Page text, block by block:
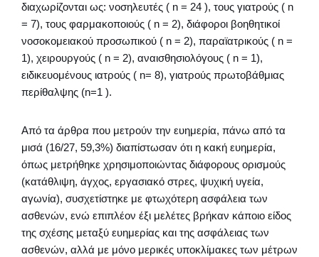
διαχωρίζονται ως: νοσηλευτές ( n = 24 ), τους γιατρούς ( n
= 7), τους φαρμακοποιούς ( n = 2), διάφοροι βοηθητικοί
νοσοκομειακού προσωπικού ( n = 2), παραϊατρικούς ( n =
1), χειρουργούς ( n = 2), αναισθησιολόγους ( n = 1),
ειδικευομένους ιατρούς ( n= 8), γιατρούς πρωτοβάθμιας
περίθαλψης (n=1 ).
Από τα άρθρα που μετρούν την ευημερία, πάνω από τα
μισά (16/27, 59,3%) διαπίστωσαν ότι η κακή ευημερία,
όπως μετρήθηκε χρησιμοποιώντας διάφορους ορισμούς
(κατάθλιψη, άγχος, εργασιακό στρες, ψυχική υγεία,
αγωνία), συσχετίστηκε με φτωχότερη ασφάλεια των
ασθενών, ενώ επιπλέον έξι μελέτες βρήκαν κάποιο είδος
της σχέσης μεταξύ ευημερίας και της ασφάλειας των
ασθενών, αλλά με μόνο μερικές υποκλίμακες των μέτρων